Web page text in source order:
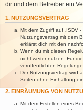
dir und dem Betreiber ein
1. NUTZUNGSVERTRAG
Mit dem Zugriff auf „ISDV
Nutzungsvertrag mit dem
erklärst dich mit den
Wenn du mit diesen
nicht weiter nutzen. Für
veröffentlichten
Der Nutzungsvertrag wird
Seiten ohne Einhaltung
2. EINRÄUMUNG VON
Mit dem Erstellen eines